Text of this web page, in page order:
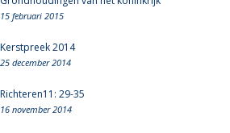
15 februari 2015
Kerstpreek 2014
25 december 2014
Richteren11: 29-35
16 november 2014